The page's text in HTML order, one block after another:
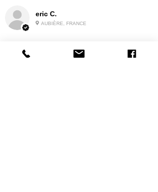
eric C.
AUBIÈRE, FRANCE